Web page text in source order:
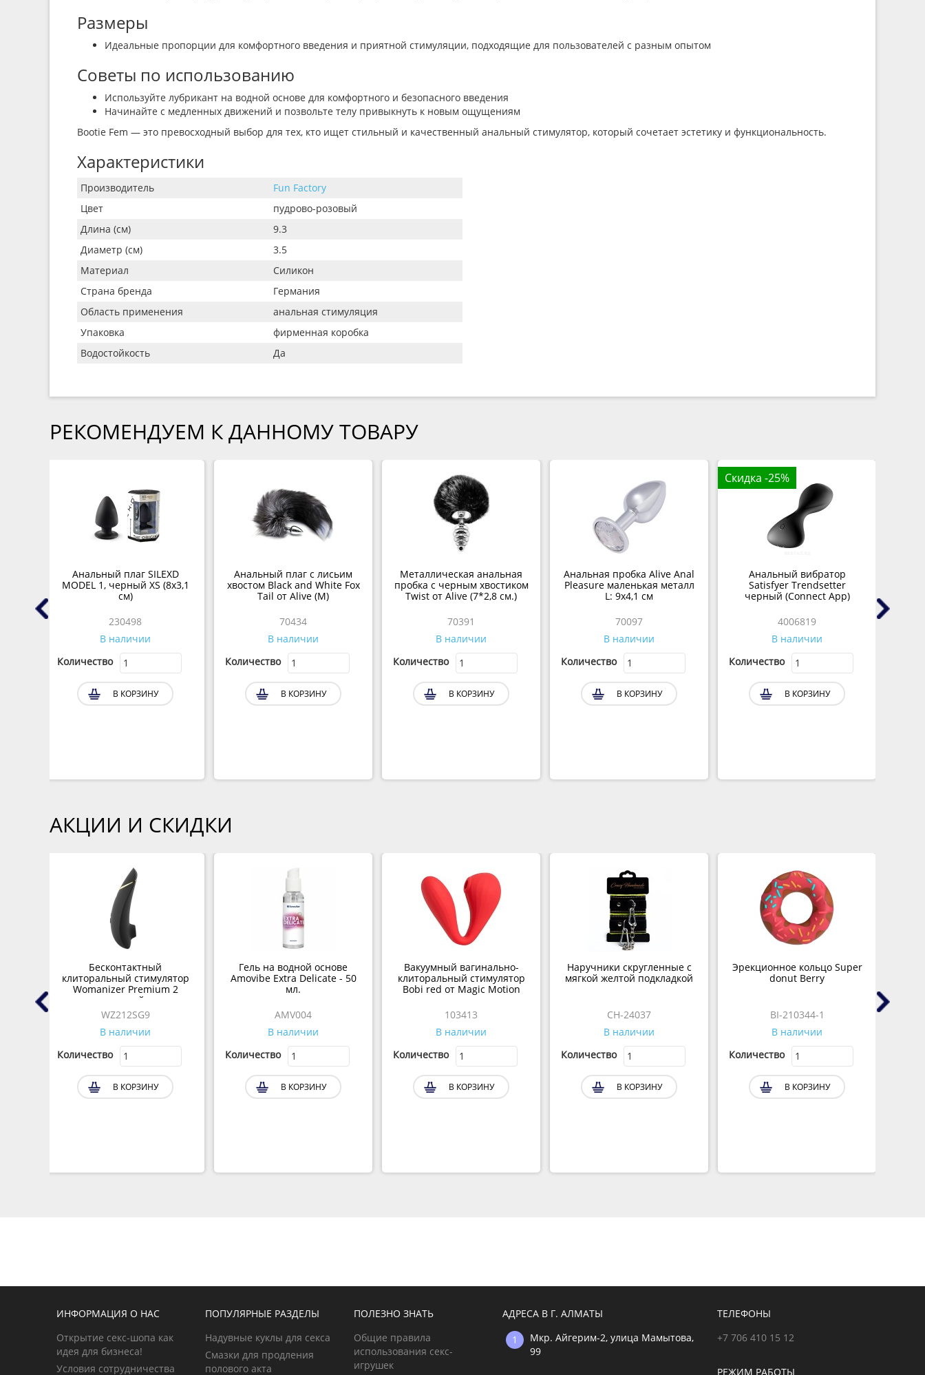
Размеры
Идеальные пропорции для комфортного введения и приятной стимуляции, подходящие для пользователей с разным опытом
Советы по использованию
Используйте лубрикант на водной основе для комфортного и безопасного введения
Начинайте с медленных движений и позвольте телу привыкнуть к новым ощущениям
Bootie Fem — это превосходный выбор для тех, кто ищет стильный и качественный анальный стимулятор, который сочетает эстетику и функциональность.
Характеристики
Производитель
Fun Factory
Цвет
пудрово-розовый
Длина (см)
9.3
Диаметр (см)
3.5
Материал
Силикон
Страна бренда
Германия
Область применения
анальная стимуляция
Упаковка
фирменная коробка
Водостойкость
Да
РЕКОМЕНДУЕМ К ДАННОМУ ТОВАРУ
Анальный плаг SILEXD
MODEL 1, черный XS (8х3,1
см)
230498
В наличии
Количество
В КОРЗИНУ
Анальный плаг с лисьим
хвостом Black and White Fox
Tail от Alive (M)
70434
В наличии
Количество
В КОРЗИНУ
Металлическая анальная
пробка с черным хвостиком
Twist от Alive (7*2,8 см.)
70391
В наличии
Количество
В КОРЗИНУ
Анальная пробка Alive Anal
Pleasure маленькая металл
L: 9х4,1 см
70097
В наличии
Количество
В КОРЗИНУ
Скидка -25%
Анальный вибратор
Satisfyer Trendsetter
черный (Connect App)
4006819
В наличии
Количество
В КОРЗИНУ
АКЦИИ И СКИДКИ
Бесконтактный
клиторальный стимулятор
Womanizer Premium 2
черный
WZ212SG9
В наличии
Количество
В КОРЗИНУ
Гель на водной основе
Amovibe Extra Delicate - 50
мл.
AMV004
В наличии
Количество
В КОРЗИНУ
Вакуумный вагинально-
клиторальный стимулятор
Bobi red от Magic Motion
103413
В наличии
Количество
В КОРЗИНУ
Наручники скругленные с
мягкой желтой подкладкой
CH-24037
В наличии
Количество
В КОРЗИНУ
Эрекционное кольцо Super
donut Berry
BI-210344-1
В наличии
Количество
В КОРЗИНУ
ИНФОРМАЦИЯ О НАС
Открытие секс-шопа как
идея для бизнеса!
Условия сотрудничества
ПОПУЛЯРНЫЕ РАЗДЕЛЫ
Надувные куклы для секса
Смазки для продления
полового акта
ПОЛЕЗНО ЗНАТЬ
Общие правила
использования секс-
игрушек
АДРЕСА В Г. АЛМАТЫ
Мкр. Айгерим-2, улица Мамытова,
99
ТЕЛЕФОНЫ
+7 706 410 15 12
РЕЖИМ РАБОТЫ